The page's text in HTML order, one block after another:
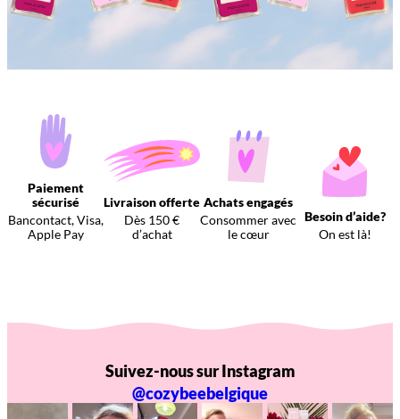
Paiement
sécurisé
Bancontact, Visa,
Apple Pay
Livraison offerte
Dès 150 €
d’achat
Achats engagés
Consommer avec
le cœur
Besoin d’aide?
On est là!
Suivez-nous sur Instagram
@cozybeebelgique